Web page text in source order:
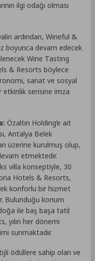
ilgi odağı olması
ardından, Wineful &
boyunca devam edecek
Wine Tasting
& Resorts böylece
sanat ve sosyal
etkinlik serisine imza
Özaltın Holding’e ait
Antalya Belek
üzerine kurulmuş olup,
etmektedir.
villa konseptiyle, 30
Hotels & Resorts,
konforlu bir hizmet
Bulunduğu konum
ile baş başa tatil
yılın her dönemi
sunmaktadır.
ödüllere sahip olan ve